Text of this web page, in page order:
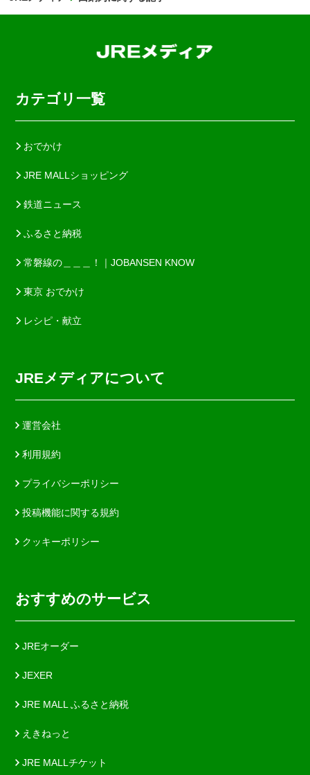
カテゴリ一覧
おでかけ
JRE MALLショッピング
鉄道ニュース
ふるさと納税
常磐線の＿＿＿！｜JOBANSEN KNOW
東京 おでかけ
レシピ・献立
JREメディアについて
運営会社
利用規約
プライバシーポリシー
投稿機能に関する規約
クッキーポリシー
おすすめのサービス
JREオーダー
JEXER
JRE MALL ふるさと納税
えきねっと
JRE MALLチケット